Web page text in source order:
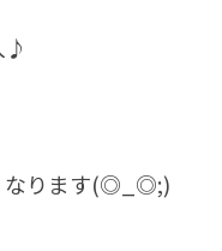
♪
なります(◎_◎;)